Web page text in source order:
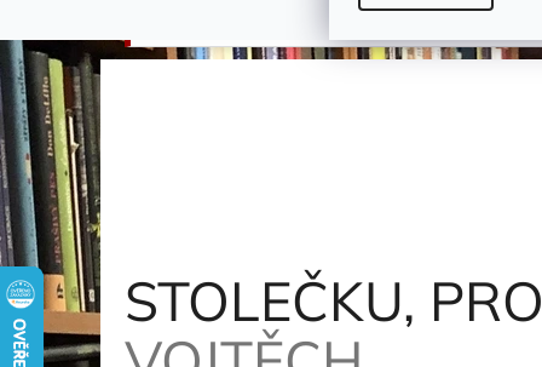
STOLEČKU, PROSTŘI SE! (ČTVERCOVÉ)
STOLEČKU,